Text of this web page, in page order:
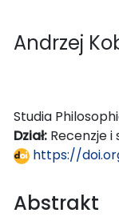
Andrzej
Studia
Dział: Recenzje
https://
Abstrakt